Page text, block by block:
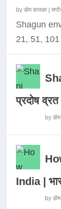
by डोम कावळा|
Shagun
21, 51,
प्रदोष
by
India |
by